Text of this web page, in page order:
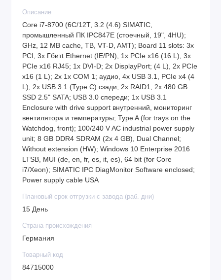
разрядной версии и поддерживает несколько языков
(немецкий, английский, французский, испанский,
итальянский). Комплект поставки включает
программу SIMATIC IPC DiagMonitor для диагностики
и мониторинга работы системы.
Промышленный компьютер SIMATIC IPC847E
6AG4114-3JT11-0BA2 имеет промышленный блок
питания 100/240 В переменного тока, что
обеспечивает надежное электропитание в различных
условиях эксплуатации. В комплекте также идет
кабель питания для США.
Этот промышленный компьютер от Siemens
представляет собой надежное и мощное решение
промышленных средах.
Описание
Core i7-8700 (6C/12T, 3.2 (4.6) SIMATIC,
промышленный ПК IPC847E (стоечный, 19", 4HU);
GHz, 12 MB cache, TB, VT-D, AMT); Board 11 slots: 3x
PCI, 3x Гбитt Ethernet (IE/PN), 1x PCIe x16 (16 L), 3x
PCIe x16 RJ45; 1x DVI-D; 2x DisplayPort; (4 L), 2x PCIe
x16 (1 L); 2x 1x COM 1; аудио, 4x USB 3.1, PCIe x4 (4
L); 2x USB 3.1 (Type C) сзади; 2x RAID1, 2x 480 GB
SSD 2.5" SATA; USB 3.0 спереди; 1x USB 3.1
Enclosure with drive support внутренний, мониторинг
вентилятора и температуры; Type A (for trays on the
Watchdog, front); 100/240 V AC industrial power supply
unit; 8 GB DDR4 SDRAM (2x 4 GB), Dual Channel;
Without extension (HW); Windows 10 Enterprise 2016
LTSB, MUI (de, en, fr, es, it, es), 64 bit (for Core
i7/Xeon); SIMATIC IPC DiagMonitor Software enclosed;
Power supply cable USA
Плановый срок отгрузки с завода (раб. дни)
15 День
Страна происхождения
Германия
Товарный код
84715000